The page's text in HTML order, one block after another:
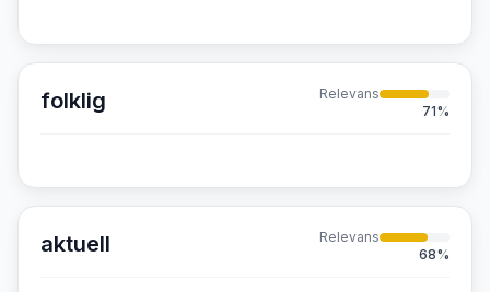
folklig
Relevans
71%
aktuell
Relevans
68%